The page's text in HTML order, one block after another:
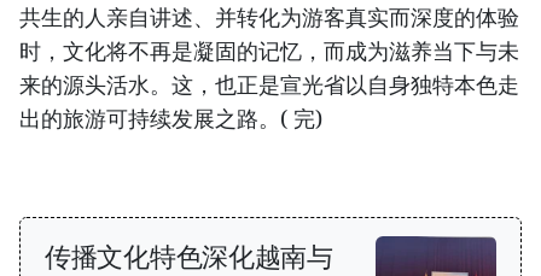
共生的人亲自讲述、并转化为游客真实而深度的体验
时，文化将不再是凝固的记忆，而成为滋养当下与未
来的源头活水。这，也正是宣光省以自身独特本色走
出的旅游可持续发展之路。( 完)
传播文化特色深化越南与